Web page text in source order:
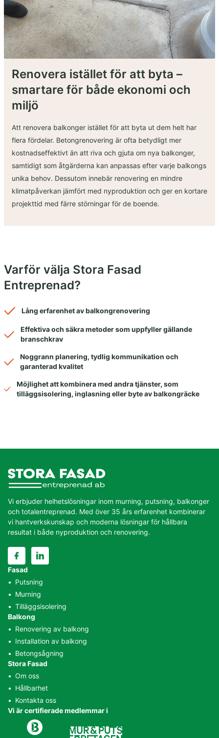
Renovera istället för att byta –
smartare för både ekonomi och
miljö
Att renovera balkonger istället för att byta ut dem helt har
flera fördelar. Betongrenovering är ofta betydligt mer
kostnadseffektivt än att riva och gjuta om nya balkonger,
samtidigt som åtgärderna kan anpassas efter varje balkongs
unika behov. Dessutom innebär renovering en mindre
klimatpåverkan jämfört med nyproduktion och ger en kortare
projekttid med färre störningar för de boende.
Varför välja Stora Fasad
Entreprenad?
Lång erfarenhet av balkongrenovering
Effektiva och säkra metoder som uppfyller gällande
branschkrav
Noggrann planering, tydlig kommunikation och
garanterad kvalitet
Möjlighet att kombinera med andra tjänster, som
tilläggsisolering, inglasning eller byte av balkongräcke
Vi erbjuder helhetslösningar inom murning, putsning, balkonger
och totalentreprenad. Med över 35 års erfarenhet kombinerar
vi hantverkskunskap och moderna lösningar för hållbara
resultat i både nyproduktion och renovering.
Fasad
• Putsning
• Murning
• Tilläggsisolering
Balkong
• Renovering av balkong
• Installation av balkong
• Betongsågning
Stora Fasad
• Om oss
• Hållbarhet
• Kontakta oss
Vi är certifierade medlemmar i
Hur kan vi hjälpa dig?
Vi hjälper fastighetsägare och bostadsrättsföreningar med
helhetslösningar inom murning, putsning och balkonger – från